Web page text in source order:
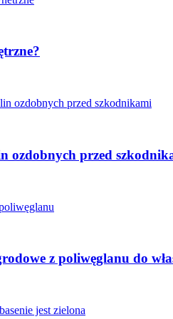
ozdobnych przed
z poliwęglanu do